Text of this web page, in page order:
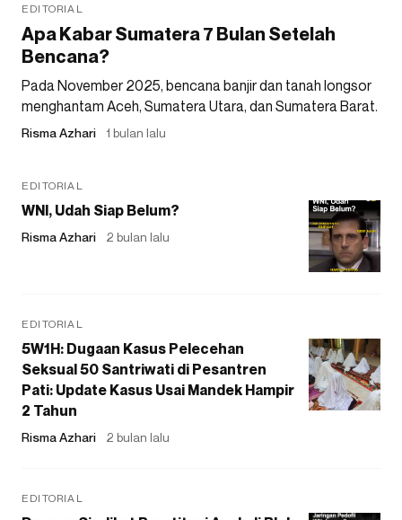
EDITORIAL
Apa Kabar Sumatera 7 Bulan Setelah
Bencana?
Pada November 2025, bencana banjir dan tanah longsor
menghantam Aceh, Sumatera Utara, dan Sumatera Barat.
Risma Azhari 1 bulan lalu
EDITORIAL
WNI, Udah Siap Belum?
Risma Azhari 2 bulan lalu
EDITORIAL
5W1H: Dugaan Kasus Pelecehan
Seksual 50 Santriwati di Pesantren
Pati: Update Kasus Usai Mandek Hampir
2 Tahun
Risma Azhari 2 bulan lalu
EDITORIAL